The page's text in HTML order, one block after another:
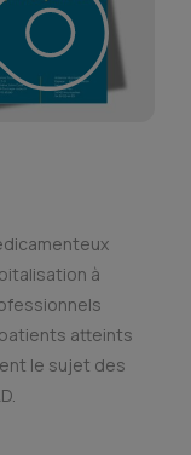
à
atteints
le sujet des